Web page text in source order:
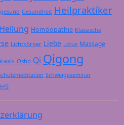
gesund Gesundheit Heilpraktiker
Heilung Homöopathie Klassische
Lichtkörper Liebe Lotus Massage
Osho Qi Qigong
Schweigeseminar